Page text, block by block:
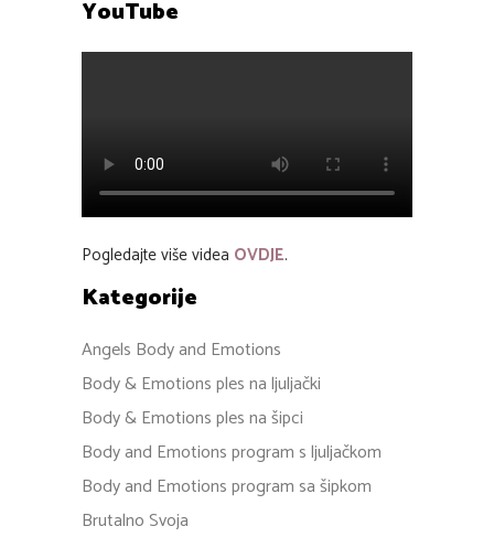
YouTube
Pogledajte više videa OVDJE.
Kategorije
Angels Body and Emotions
Body & Emotions ples na ljuljački
Body & Emotions ples na šipci
Body and Emotions program s ljuljačkom
Body and Emotions program sa šipkom
Brutalno Svoja